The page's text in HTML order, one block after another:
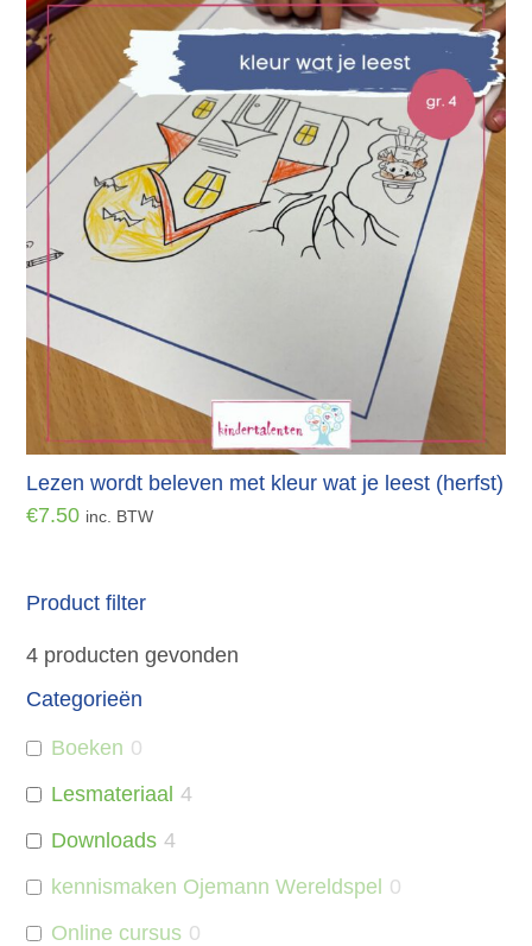
Lezen wordt beleven met kleur wat je leest (herfst)
€7.50 inc. BTW
Product filter
4 producten gevonden
Categorieën
Boeken 0
Lesmateriaal 4
Downloads 4
kennismaken Ojemann Wereldspel 0
Online cursus 0